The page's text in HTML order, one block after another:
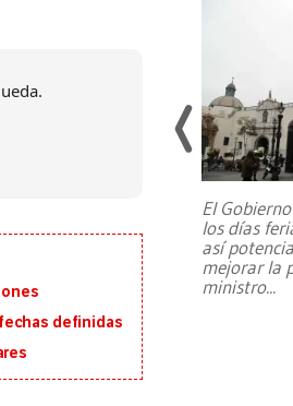
definidas
domingo su
El
los días
así
mejorar la
ministro...